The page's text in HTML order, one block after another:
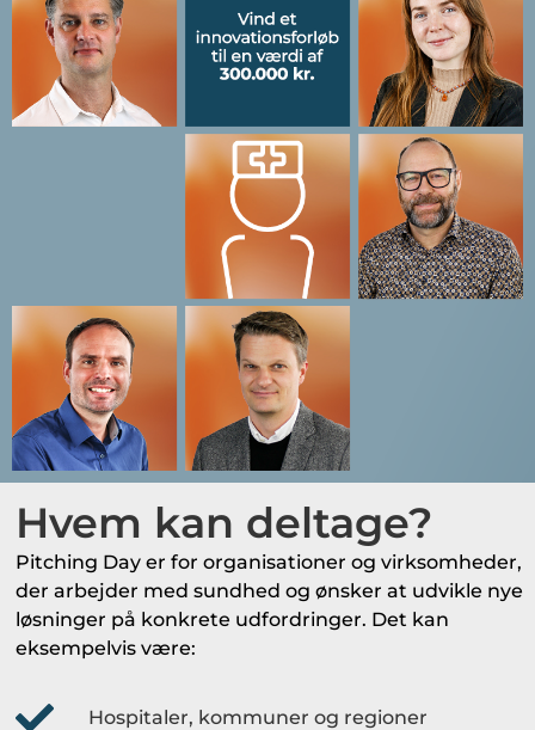
Hvem kan deltage?
Pitching Day er for organisationer og virksomheder,
der arbejder med sundhed og ønsker at udvikle nye
løsninger på konkrete udfordringer. Det kan
eksempelvis være:
Hospitaler, kommuner og regioner